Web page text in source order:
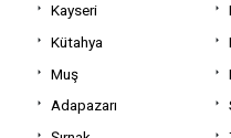
Kayseri
Kütahya
Muş
Adapazarı